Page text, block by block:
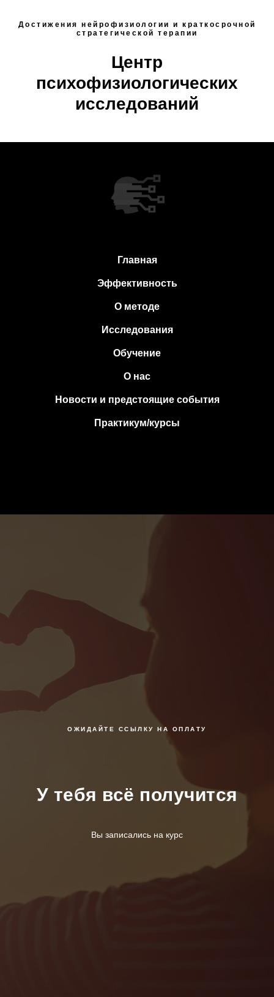
Достижения нейрофизиологии и краткосрочной
стратегической терапии
Центр
психофизиологических
исследований
Главная
Эффективность
О методе
Исследования
Обучение
О нас
Новости и предстоящие события
Практикум/курсы
ОЖИДАЙТЕ ССЫЛКУ НА ОПЛАТУ
У тебя всё получится
Вы записались на курс